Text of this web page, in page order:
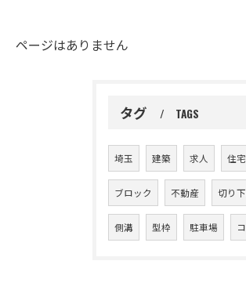
ページはありません
タグ TAGS
埼玉 建築 求人 住宅
ブロック 不動産 切り
側溝 型枠 駐車場